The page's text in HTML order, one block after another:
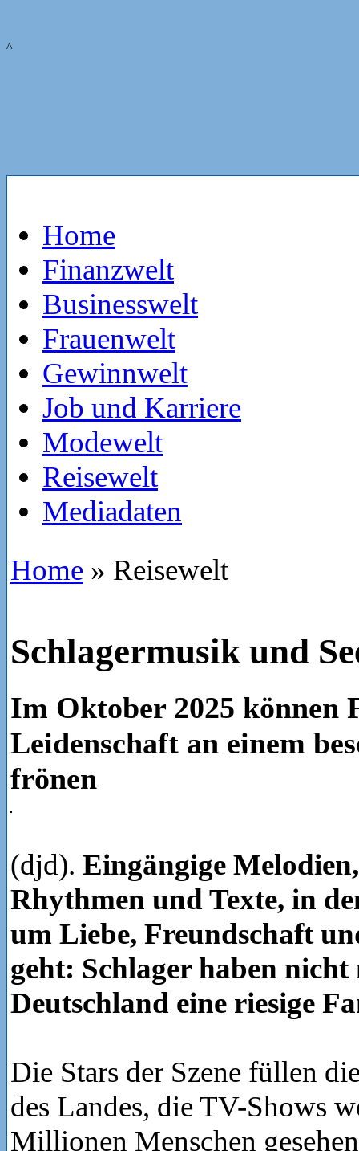
^
Home
Finanzwelt
Businesswelt
Frauenwelt
Gewinnwelt
Job und Karriere
Modewelt
Reisewelt
Mediadaten
Home » Reisewelt
Schlagermusik und
Im Oktober 2025 können
Leidenschaft an einem
frönen
(djd). Eingängige
Rhythmen und Texte, in
um Liebe, Freundschaft
geht: Schlager haben
Deutschland eine riesige
Die Stars der Szene füllen
des Landes, die TV-Shows
Millionen Menschen